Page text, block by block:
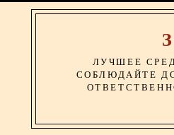
ЛУЧШЕЕ
СОБЛЮДАЙТЕ